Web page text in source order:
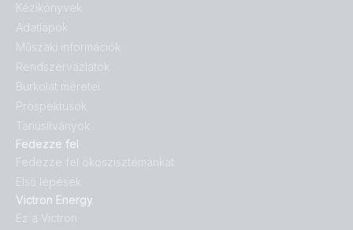
Fedezze fel
Fedezze fel ökoszisztémánkat
Első lépések
Victron Energy
Ez a Victron
Kézikönyvek
Adatlapok
Műszaki információk
Rendszervázlatok
Burkolat méretei
Prospektusok
Tanúsítványok